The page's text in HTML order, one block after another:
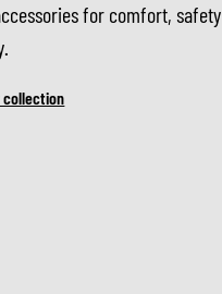
for comfort, safety
collection